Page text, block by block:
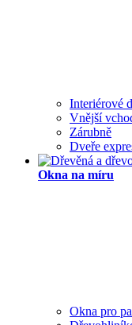
Interiérové
Vnější
Zárubně
Dveře
Okna na míru
Okna pro